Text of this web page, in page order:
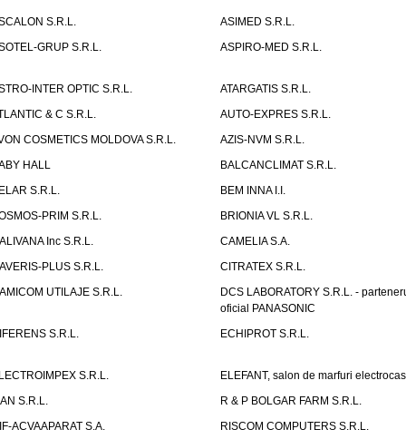
S.R.L.
ASIMED S.R.L.
GRUP S.R.L.
ASPIRO-MED S.R.L.
INTER OPTIC S.R.L.
ATARGATIS S.R.L.
& C S.R.L.
AUTO-EXPRES S.R.L.
COSMETICS MOLDOVA S.R.L.
AZIS-NVM S.R.L.
HALL
BALCANCLIMAT S.R.L.
S.R.L.
BEM INNA I.I.
PRIM S.R.L.
BRIONIA VL S.R.L.
Inc S.R.L.
CAMELIA S.A.
PLUS S.R.L.
CITRATEX S.R.L.
UTILAJE S.R.L.
DCS LABORATORY S.R.L. -
oficial PANASONIC
S.R.L.
ECHIPROT S.R.L.
S.R.L.
ELEFANT, salon de marfuri
S.R.L.
R & P BOLGAR FARM S.R.L.
ACVAAPARAT S.A.
RISCOM COMPUTERS S.R.L.